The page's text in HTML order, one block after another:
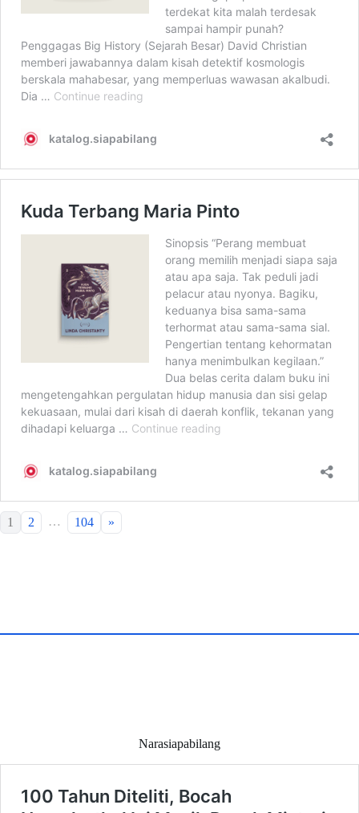
1 2 … 104 »
Narasiapabilang